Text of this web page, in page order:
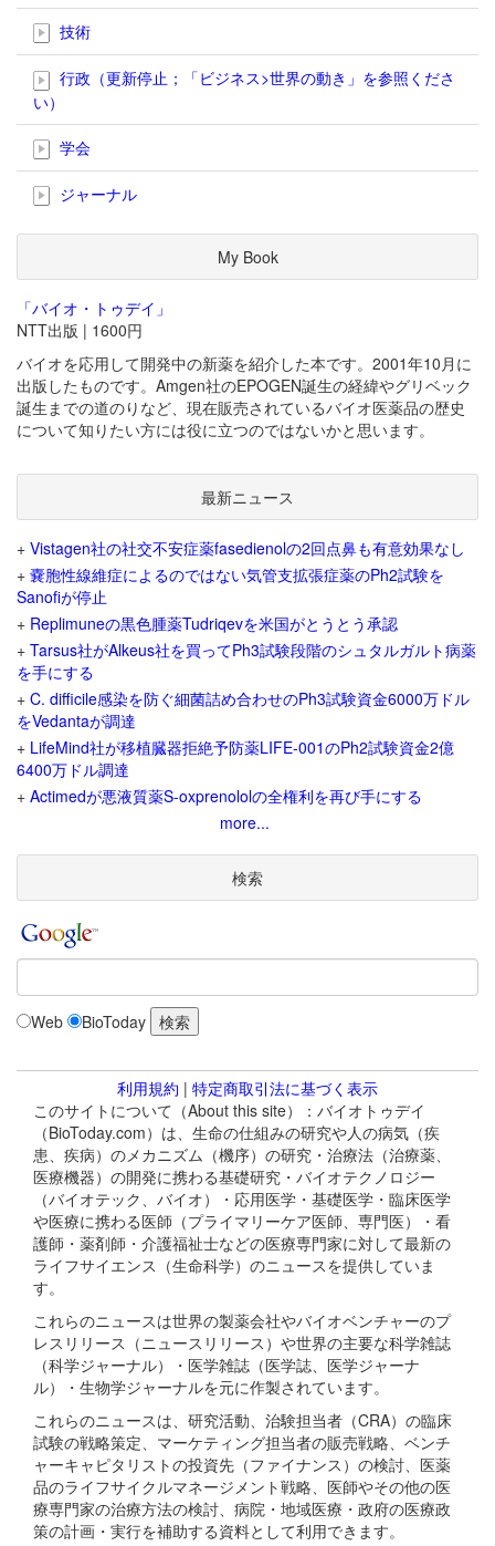
技術
行政（更新停止；「ビジネス>世界の動き」を参照くださ
い）
学会
ジャーナル
My Book
「バイオ・トゥデイ」
NTT出版 | 1600円
バイオを応用して開発中の新薬を紹介した本です。2001年10月に
出版したものです。Amgen社のEPOGEN誕生の経緯やグリベック
誕生までの道のりなど、現在販売されているバイオ医薬品の歴史
について知りたい方には役に立つのではないかと思います。
最新ニュース
+ Vistagen社の社交不安症薬fasedienolの2回点鼻も有意効果なし
+ 嚢胞性線維症によるのではない気管支拡張症薬のPh2試験を
Sanofiが停止
+ Replimuneの黒色腫薬Tudriqevを米国がとうとう承認
+ Tarsus社がAlkeus社を買ってPh3試験段階のシュタルガルト病薬
を手にする
+ C. difficile感染を防ぐ細菌詰め合わせのPh3試験資金6000万ドル
をVedantaが調達
+ LifeMind社が移植臓器拒絶予防薬LIFE-001のPh2試験資金2億
6400万ドル調達
+ Actimedが悪液質薬S-oxprenololの全権利を再び手にする
more...
検索
Web BioToday
利用規約 | 特定商取引法に基づく表示
このサイトについて（About this site）：バイオトゥデイ
（BioToday.com）は、生命の仕組みの研究や人の病気（疾
患、疾病）のメカニズム（機序）の研究・治療法（治療薬、
医療機器）の開発に携わる基礎研究・バイオテクノロジー
（バイオテック、バイオ）・応用医学・基礎医学・臨床医学
や医療に携わる医師（プライマリーケア医師、専門医）・看
護師・薬剤師・介護福祉士などの医療専門家に対して最新の
ライフサイエンス（生命科学）のニュースを提供していま
す。
これらのニュースは世界の製薬会社やバイオベンチャーのプ
レスリリース（ニュースリリース）や世界の主要な科学雑誌
（科学ジャーナル）・医学雑誌（医学誌、医学ジャーナ
ル）・生物学ジャーナルを元に作製されています。
これらのニュースは、研究活動、治験担当者（CRA）の臨床
試験の戦略策定、マーケティング担当者の販売戦略、ベンチ
ャーキャピタリストの投資先（ファイナンス）の検討、医薬
品のライフサイクルマネージメント戦略、医師やその他の医
療専門家の治療方法の検討、病院・地域医療・政府の医療政
策の計画・実行を補助する資料として利用できます。